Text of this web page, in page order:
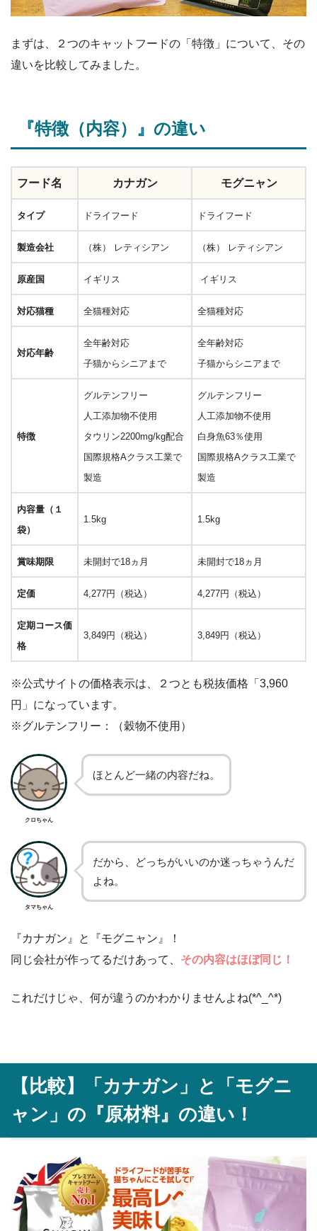
まずは、２つのキャットフードの「特徴」について、その
違いを比較してみました。
『特徴（内容）』の違い
フード名 カナガン モグニャン
タイプ ドライフード ドライフード
製造会社 （株） レティシアン （株） レティシアン
原産国 イギリス イギリス
対応猫種 全猫種対応 全猫種対応
対応年齢
全年齢対応
子猫からシニアまで
全年齢対応
子猫からシニアまで
特徴
グルテンフリー
人工添加物不使用
タウリン2200mg/kg配合
国際規格Aクラス工業で
製造
グルテンフリー
人工添加物不使用
白身魚63％使用
国際規格Aクラス工業で
製造
内容量（１
袋）
1.5kg 1.5kg
賞味期限 未開封で18ヵ月 未開封で18ヵ月
定価 4,277円（税込） 4,277円（税込）
定期コース価
格
3,849円（税込） 3,849円（税込）
※公式サイトの価格表示は、２つとも税抜価格「3,960
円」になっています。
※グルテンフリー：（穀物不使用）
クロちゃん
ほとんど一緒の内容だね。
タマちゃん
だから、どっちがいいのか迷っちゃうんだ
よね。
『カナガン』と『モグニャン』！
同じ会社が作ってるだけあって、 その内容はほぼ同じ！
これだけじゃ、何が違うのかわかりませんよね(*^_^*)
【比較】「カナガン」と「モグニ
ャン」の『原材料』の違い！